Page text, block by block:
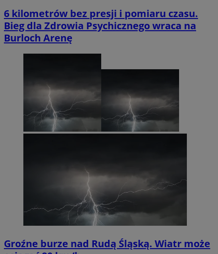
6 kilometrów bez presji i pomiaru czasu.
Bieg dla Zdrowia Psychicznego wraca na
Burloch Arenę
Groźne burze nad Rudą Śląską. Wiatr może